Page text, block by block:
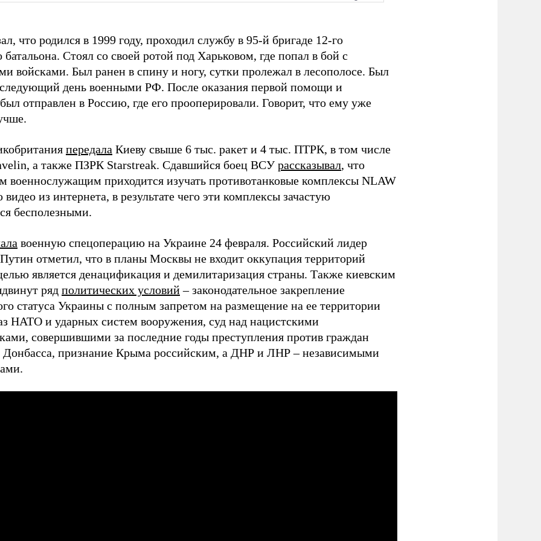
что родился в 1999 году, проходил службу в 95-й бригаде 12-го
батальона. Стоял со своей ротой под Харьковом, где попал в бой с
войсками. Был ранен в спину и ногу, сутки пролежал в лесополосе. Был
день военными РФ. После оказания первой помощи и
отправлен в Россию, где его прооперировали. Говорит, что ему уже
передала Киеву свыше 6 тыс. ракет и 4 тыс. ПТРК, в том числе
а также ПЗРК Starstreak. Сдавшийся боец ВСУ рассказывал, что
военнослужащим приходится изучать противотанковые комплексы NLAW
из интернета, в результате чего эти комплексы зачастую
бесполезными.
военную спецоперацию на Украине 24 февраля. Российский лидер
отметил, что в планы Москвы не входит оккупация территорий
является денацификация и демилитаризация страны. Также киевским
ряд политических условий– законодательное закрепление
статуса Украины с полным запретом на размещение на ее территории
НАТО и ударных систем вооружения, суд над нацистскими
совершившими за последние годы преступления против граждан
признание Крыма российским, а ДНР и ЛНР – независимыми